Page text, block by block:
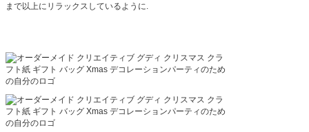
まで以上にリラックスしているように.